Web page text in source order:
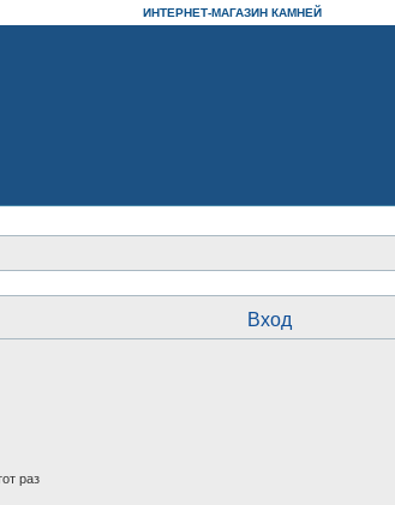
ИНТЕРНЕТ-МАГАЗИН КАМНЕЙ
Вход
раз